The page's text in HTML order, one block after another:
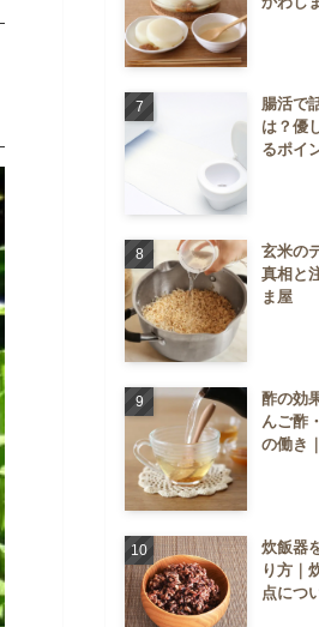
腸活で
は？優
るポイ
玄米の
真相と
ま屋
酢の効
んご酢
の働き
炊飯器
り方｜
点につ